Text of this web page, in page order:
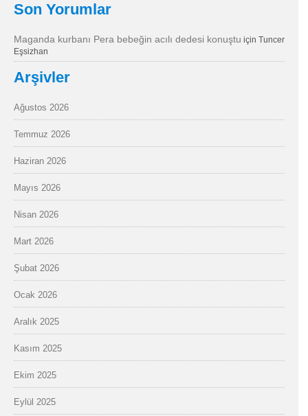
Son Yorumlar
Maganda kurbanı Pera bebeğin acılı dedesi konuştu için Tuncer
Eşsizhan
Arşivler
Ağustos 2026
Temmuz 2026
Haziran 2026
Mayıs 2026
Nisan 2026
Mart 2026
Şubat 2026
Ocak 2026
Aralık 2025
Kasım 2025
Ekim 2025
Eylül 2025